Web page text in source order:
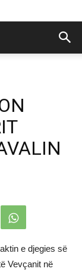
e djegies së
Vevçanit në